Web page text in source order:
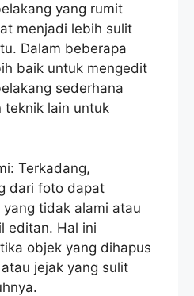
yang rumit
menjadi lebih sulit
Dalam beberapa
baik untuk mengedit
sederhana
teknik lain untuk
Terkadang,
dari foto dapat
tidak alami atau
editan. Hal ini
objek yang dihapus
jejak yang sulit